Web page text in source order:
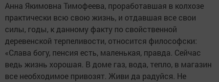
Анна Якимовна Тимофеева, проработавшая в колхозе
практически всю свою жизнь, и отдавшая все свои
силы, годы, к данному факту по свойственной
деревенской терпеливости, относится философски:
«Слава богу, пенсия есть, маленькая, правда. Сейчас
ведь жизнь хорошая. В доме газ, вода, тепло, в магазин
все необходимое привозят. Живи да радуйся. Не